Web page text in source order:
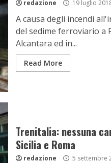
redazione 19 luglio
A causa degli incendi
del sedime ferroviario a
Alcantara ed in...
Read More
Trenitalia: nessuna
Sicilia e Roma
redazione 5 settembre